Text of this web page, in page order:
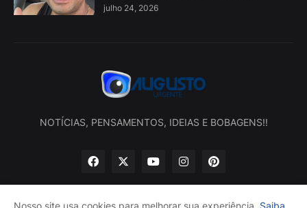
julho 24, 2026
NOTÍCIAS, PENSAMENTOS, IDEIAS E BOBAGENS!!
Nosso site usa cookies para melhorar sua experiência. Saiba